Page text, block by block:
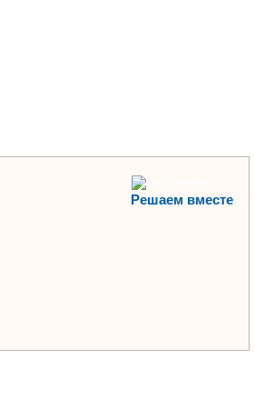
Решаем вместе